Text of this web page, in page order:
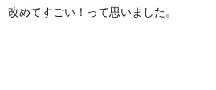
改めてすごい！って思いました。